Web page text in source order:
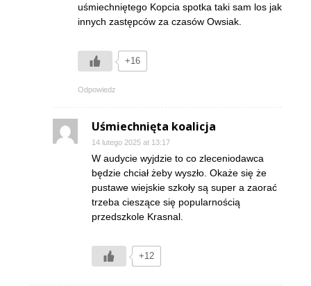
uśmiechniętego Kopcia spotka taki sam los jak
innych zastępców za czasów Owsiak.
+16
Odpowiedz
Uśmiechnięta koalicja
14 lutego 2025 at 13:17
W audycie wyjdzie to co zleceniodawca
będzie chciał żeby wyszło. Okaże się że
pustawe wiejskie szkoły są super a zaorać
trzeba cieszące się popularnością
przedszkole Krasnal.
+12